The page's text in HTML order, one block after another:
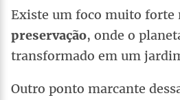
Existe um foco muito forte
preservação, onde o
transformado em um
Outro ponto marcante